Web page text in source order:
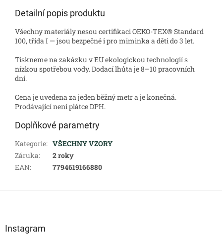
Detailní popis produktu
Všechny materiály nesou certifikaci OEKO-TEX® Standard
100, třída I — jsou bezpečné i pro miminka a děti do 3 let.
Tiskneme na zakázku v EU ekologickou technologií s
nízkou spotřebou vody. Dodací lhůta je 8–10 pracovních
dní.
Cena je uvedena za jeden běžný metr a je konečná.
Prodávající není plátce DPH.
Doplňkové parametry
Kategorie: VŠECHNY VZORY
Záruka:
2 roky
EAN: 7794619166880
Instagram